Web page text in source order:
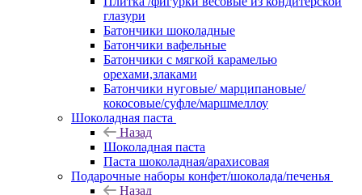
глазури
Батончики шоколадные
Батончики вафельные
Батончики с мягкой карамелью
орехами,злаками
Батончики нуговые/ марципановые/
кокосовые/суфле/маршмеллоу
Шоколадная паста
Назад
Шоколадная паста
Паста шоколадная/арахисовая
Подарочные наборы конфет/шоколада/печенья
Назад